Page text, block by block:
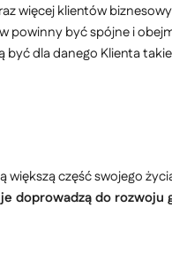
więcej klientów
być spójne i
dla danego Klienta
część swojego
doprowadzą do